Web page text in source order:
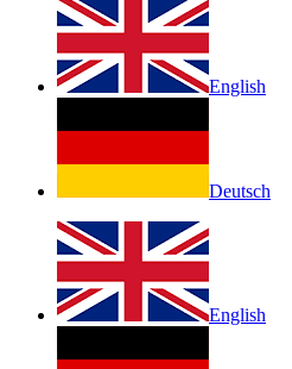
English
Deutsch
English